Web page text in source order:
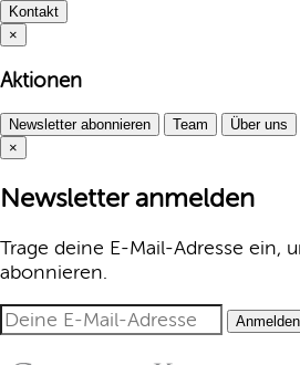
Kontakt
×
Aktionen
Newsletter abonnieren Team Über uns
×
Newsletter anmelden
Trage deine E-Mail-Adresse ein,
abonnieren.
Anmelden